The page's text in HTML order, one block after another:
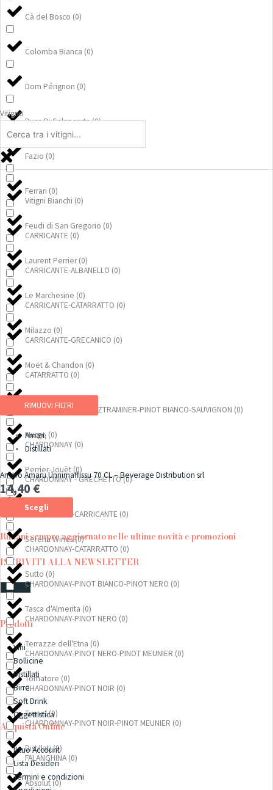
Cà del Bosco (0)
Colomba Bianca (0)
Dom Pérignon (0)
Duca Di Salaparuta(0)
Fazio (0)
Ferrari (0)
Feudi di San Gregorio (0)
Laurent Perrier (0)
Le Marchesine (0)
Milazzo (0)
Moët & Chandon (0)
Murgo (0)
Perrier-Jouët (0)
Planeta
Serena Wines(0)
Sutto (0)
Tasca d'Almerita (0)
Terrazze dell'Etna (0)
Tornatore (0)
Trenel(0)
Distillati (0)
Absolut (0)
Vitigno
Vitigni Bianchi (0)
CARRICANTE (0)
CARRICANTE-ALBANELLO (0)
CARRICANTE-CATARRATTO (0)
CARRICANTE-GRECANICO (0)
CATARRATTO (0)
CATARRATTO-GEWÜRZTRAMINER-PINOT BIANCO-SAUVIGNON (0)
CHARDONNAY (0)
CHARDONNAY - GRECHETTO(0)
CHARDONNAY-CARRICANTE (0)
CHARDONNAY-CATARRATTO (0)
CHARDONNAY-PINOT BIANCO-PINOT NERO (0)
CHARDONNAY-PINOT NERO (0)
CHARDONNAY-PINOT NERO-PINOT MEUNIER (0)
CHARDONNAY-PINOT NOIR (0)
CHARDONNAY-PINOT NOIR-PINOT MEUNIER (0)
FALANGHINA (0)
RIMUOVI FILTRI
Amari,
Distillati
Amaro Amaru Unnimaffissu 70 CL – Beverage Distribution srl
14,40 €
Scegli
Rimani sempre aggiornato nelle ultime novità e promozioni
ISCRIVITI ALLA NEWSLETTER
ISCRIVITI
Prodotti
Vini
Bollicine
Distillati
Birre
Soft Drink
Oggettistica
Acquista Online
Il tuo Account
Lista Desideri
Termini e condizioni